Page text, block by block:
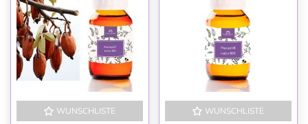
WUNSCHLISTE WUNSCHLISTE